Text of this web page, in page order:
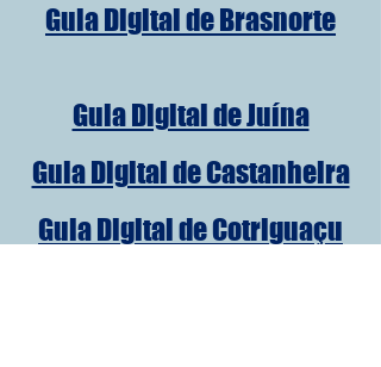
Guia Digital de Brasnorte
Guia Digital de Juína
Guia Digital de Castanheira
Guia Digital de Cotriguaçu